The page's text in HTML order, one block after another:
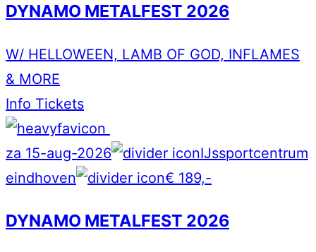
DYNAMO METALFEST 2026
W/ HELLOWEEN, LAMB OF GOD, INFLAMES
& MORE
Info Tickets
za 15-aug-2026
IJssportcentrum
eindhoven
€ 189,-
DYNAMO METALFEST 2026